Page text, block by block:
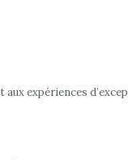
expériences